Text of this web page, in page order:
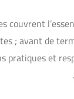
couvrent
; avant de
pratiques et